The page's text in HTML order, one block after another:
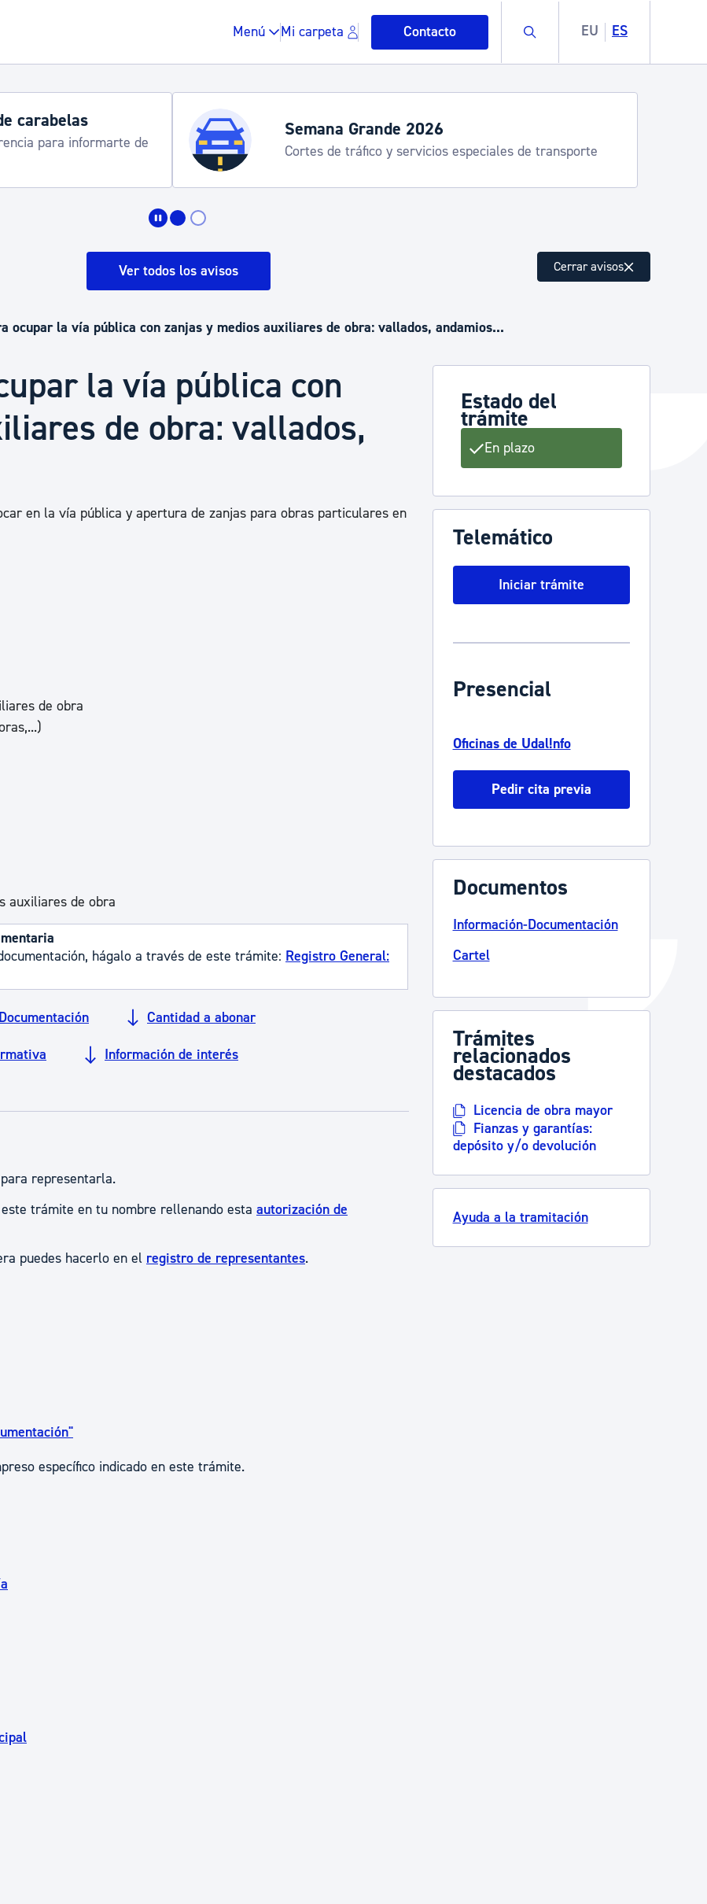
Menú Mi carpeta Contacto Buscar EU ES
Espacio público, residuos y medioambiente
Desarrollo económico y empleo
Ayuda a la tramitación
Horarios y servicios de verano
Udalinfo, Donostia Kirola, Donostia Kultura, San Telmo,
Urgull, Hondalea, Turismo
Ver todos los avisos Cerrar avisos
ocupar la vía pública con zanjas y medios auxiliares de obra: vallados, andamios...
la vía pública con
de obra: vallados,
en la vía pública y apertura de zanjas para obras particulares en
de obra
auxiliares de obra
hágalo a través de este trámite: Registro General:
Documentación Cantidad a abonar
Información de interés
representarla.
trámite en tu nombre rellenando esta autorización de
puedes hacerlo en el registro de representantes.
específico indicado en este trámite.
Estado del
trámite
En plazo
Telemático
Iniciar trámite
Presencial
Oficinas de Udal!nfo
Pedir cita previa
Documentos
Información-Documentación
Cartel
Trámites
relacionados
destacados
Licencia de obra mayor
Fianzas y garantías:
depósito y/o devolución
Ayuda a la tramitación